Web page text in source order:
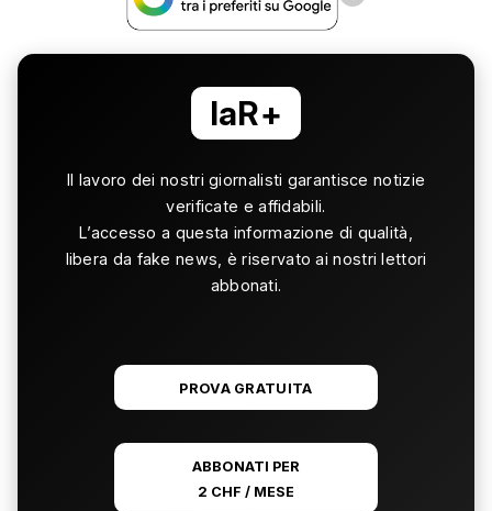
laR+
Il lavoro dei nostri giornalisti garantisce notizie
verificate e affidabili.
L’accesso a questa informazione di qualità,
libera da fake news, è riservato ai nostri lettori
abbonati.
PROVA GRATUITA
ABBONATI PER
2 CHF / MESE